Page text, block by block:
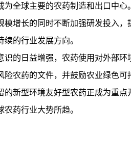
全球主要的农药制造和出口中心
增长的同时不断加强研发投入，
的行业发展方向。
识的日益增强，农药使用对外部环
农药的文件，并鼓励农业绿色可
新型环境友好型农药正成为重点
药行业大势所趋。